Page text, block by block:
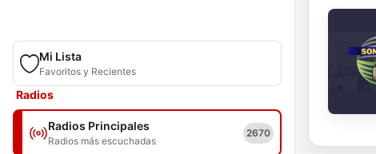
Mi Lista
Favoritos y Recientes
Radios
Radios Principales
Radios más escuchadas
2670